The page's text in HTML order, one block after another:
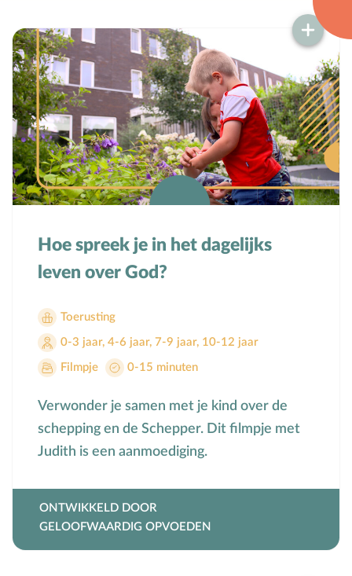
Kind & Ouder
Samen in gesprek
Speciaal voor moeders
Speciaal voor vaders
Rouw en verdriet
Toerusting op locatie
Opvoedkringen
Advies en begeleiding
Alle onderwerpen
B
Baby
Biddag
Hoe spreek je in het dagelijks
leven over God?
Toerusting
0-3 jaar, 4-6 jaar, 7-9 jaar, 10-12 jaar
Filmpje 0-15 minuten
Verwonder je samen met je kind over de
schepping en de Schepper. Dit filmpje met
Judith is een aanmoediging.
ONTWIKKELD DOOR
GELOOFWAARDIG OPVOEDEN